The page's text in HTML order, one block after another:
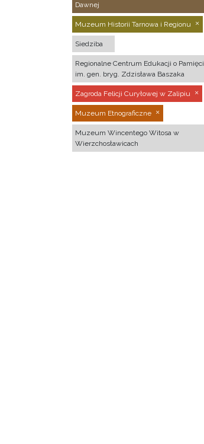
Dawnej
Muzeum Historii Tarnowa i Regionu
Siedziba
Regionalne Centrum Edukacji o Pamięci
im. gen. bryg. Zdzisława Baszaka
Zagroda Felicji Curyłowej w Zalipiu
Muzeum Etnograficzne
Muzeum Wincentego Witosa w
Wierzchosławicach